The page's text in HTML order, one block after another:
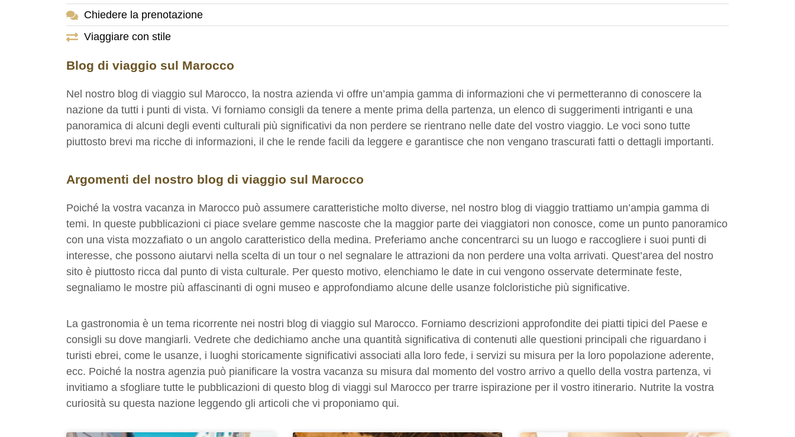
Chiedere la prenotazione
Viaggiare con stile
Blog di viaggio sul Marocco
Nel nostro blog di viaggio sul Marocco, la nostra azienda vi offre un’ampia gamma di informazioni che vi permetteranno di conoscere la
nazione da tutti i punti di vista. Vi forniamo consigli da tenere a mente prima della partenza, un elenco di suggerimenti intriganti e una
panoramica di alcuni degli eventi culturali più significativi da non perdere se rientrano nelle date del vostro viaggio. Le voci sono tutte
piuttosto brevi ma ricche di informazioni, il che le rende facili da leggere e garantisce che non vengano trascurati fatti o dettagli importanti.
Argomenti del nostro blog di viaggio sul Marocco
Poiché la vostra vacanza in Marocco può assumere caratteristiche molto diverse, nel nostro blog di viaggio trattiamo un’ampia gamma di
temi. In queste pubblicazioni ci piace svelare gemme nascoste che la maggior parte dei viaggiatori non conosce, come un punto panoramico
con una vista mozzafiato o un angolo caratteristico della medina. Preferiamo anche concentrarci su un luogo e raccogliere i suoi punti di
interesse, che possono aiutarvi nella scelta di un tour o nel segnalare le attrazioni da non perdere una volta arrivati. Quest’area del nostro
sito è piuttosto ricca dal punto di vista culturale. Per questo motivo, elenchiamo le date in cui vengono osservate determinate feste,
segnaliamo le mostre più affascinanti di ogni museo e approfondiamo alcune delle usanze folcloristiche più significative.
La gastronomia è un tema ricorrente nei nostri blog di viaggio sul Marocco. Forniamo descrizioni approfondite dei piatti tipici del Paese e
consigli su dove mangiarli. Vedrete che dedichiamo anche una quantità significativa di contenuti alle questioni principali che riguardano i
turisti ebrei, come le usanze, i luoghi storicamente significativi associati alla loro fede, i servizi su misura per la loro popolazione aderente,
ecc. Poiché la nostra agenzia può pianificare la vostra vacanza su misura dal momento del vostro arrivo a quello della vostra partenza, vi
invitiamo a sfogliare tutte le pubblicazioni di questo blog di viaggi sul Marocco per trarre ispirazione per il vostro itinerario. Nutrite la vostra
curiosità su questa nazione leggendo gli articoli che vi proponiamo qui.